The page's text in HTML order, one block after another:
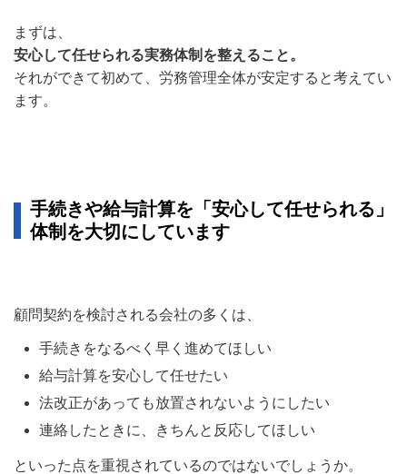
まずは、
安心して任せられる実務体制を整えること。
それができて初めて、労務管理全体が安定すると考えてい
ます。
手続きや給与計算を「安心して任せられる」
体制を大切にしています
顧問契約を検討される会社の多くは、
手続きをなるべく早く進めてほしい
給与計算を安心して任せたい
法改正があっても放置されないようにしたい
連絡したときに、きちんと反応してほしい
といった点を重視されているのではないでしょうか。